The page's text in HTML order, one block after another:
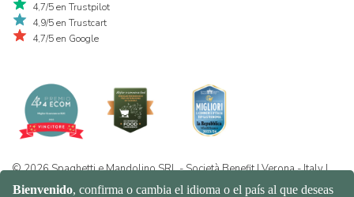
4,7/5 en Trustpilot
4,9/5 en Trustcart
4,7/5 en Google
© 2026 Spaghetti e Mandolino SRL - Società Benefit | Verona - Italy |
+39 351 865 9444 | P.I. IT04913730232 | Certificazione BIO: IT-BIO-